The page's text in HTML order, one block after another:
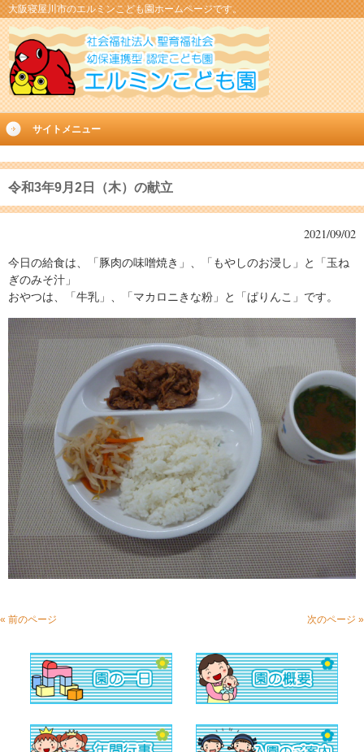
大阪寝屋川市のエルミンこども園ホームページです。
サイトメニュー
令和3年9月2日（木）の献立
2021/09/02
今日の給食は、「豚肉の味噌焼き」、「もやしのお浸し」と「玉ね
ぎのみそ汁」
おやつは、「牛乳」、「マカロニきな粉」と「ぱりんこ」です。
« 前のページ 次のページ »